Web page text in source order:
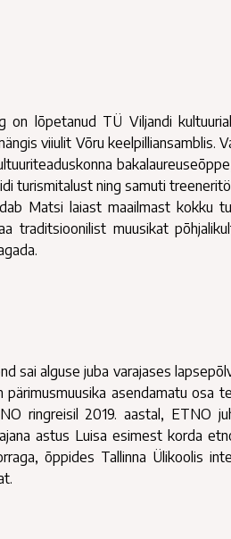
on lõpetanud TÜ Viljandi
viiulit Võru keelpilliansamblis.
turismitalust ning samuti
Matsi laiast maailmast kokku
traditsioonilist muusikat
sai alguse juba varajases
asendamatu osa
ringreisil 2019. aastal, ETNO
astus Luisa esimest korda
õppides Tallinna Ülikoolis